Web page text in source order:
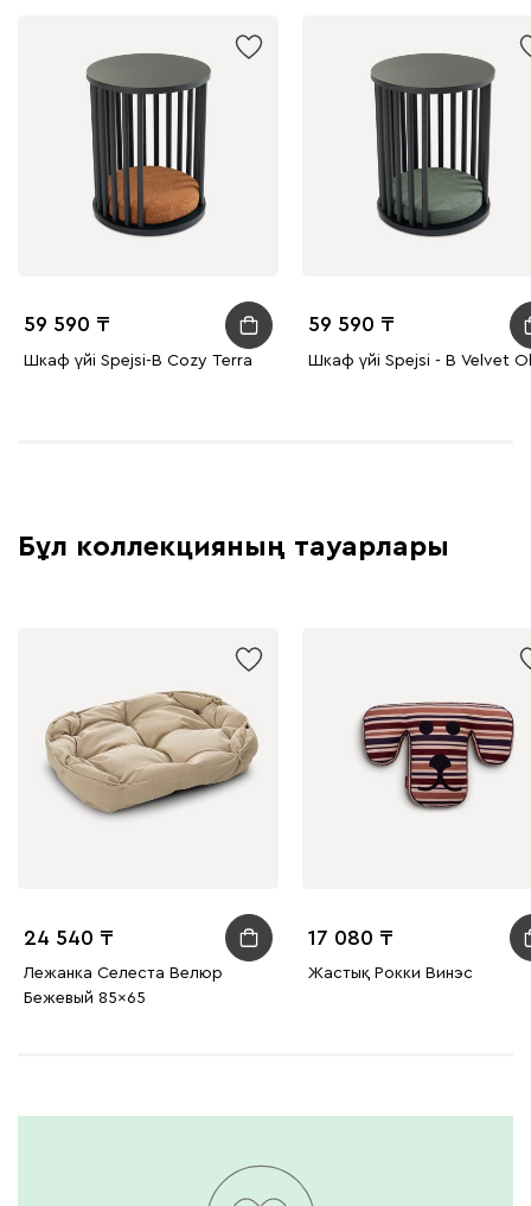
59 590
Шкаф үйі Spejsi-B Cozy Terra
59 590
Шкаф үйі Spejsi - B Velvet
Бұл коллекцияның тауарлары
24 540
Лежанка Селеста Велюр
Бежевый 85x65
17 080
Жастық Рокки Винэс